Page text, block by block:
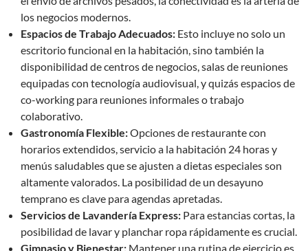
los negocios modernos.
Espacios de Trabajo Adecuados: Esto incluye no solo un
escritorio funcional en la habitación, sino también la
disponibilidad de centros de negocios, salas de reuniones
equipadas con tecnología audiovisual, y quizás espacios de
co-working para reuniones informales o trabajo
colaborativo.
Gastronomía Flexible:Opciones de restaurante con
horarios extendidos, servicio a la habitación 24 horas y
menús saludables que se ajusten a dietas especiales son
altamente valorados. La posibilidad de un desayuno
temprano es clave para agendas apretadas.
Servicios de Lavandería Express: Para estancias cortas, la
posibilidad de lavar y planchar ropa rápidamente es crucial.
Gimnasio y Bienestar: Mantener una rutina de ejercicio es